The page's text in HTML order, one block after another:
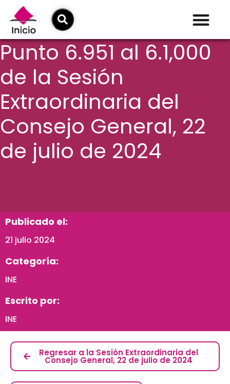
Punto 6.951 al 6.1,000
de la Sesión
Extraordinaria del
Consejo General, 22
de julio de 2024
Publicado el:
21 julio 2024
Categoría:
INE
Escrito por:
INE
Regresar a la Sesión Extraordinaria del
Consejo General, 22 de julio de 2024